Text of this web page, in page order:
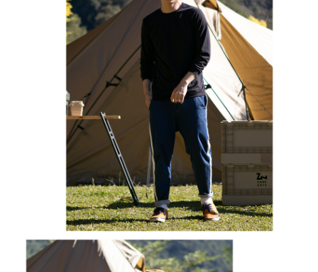
４．使用「AFTEE先享後付」時，將依據個別帳號之用戶狀況，依本公司即
時審查核予不同之上限額度；若仍有額度不足之情形，本公司將視審查結果
請求用戶進行身份認證。
５．嚴禁一人註冊多個帳號或使用他人資訊註冊。若發現惡意使用之情形，
恩沛科技股份有限公司將有權停止該用戶之使用額度並採取法律行動。